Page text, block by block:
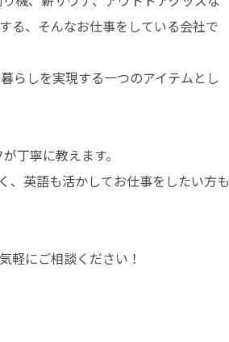
る、そんなお仕事をしている会社で
らしを実現する一つのアイテムとし
丁寧に教えます。
、英語も活かしてお仕事をしたい方も
軽にご相談ください！